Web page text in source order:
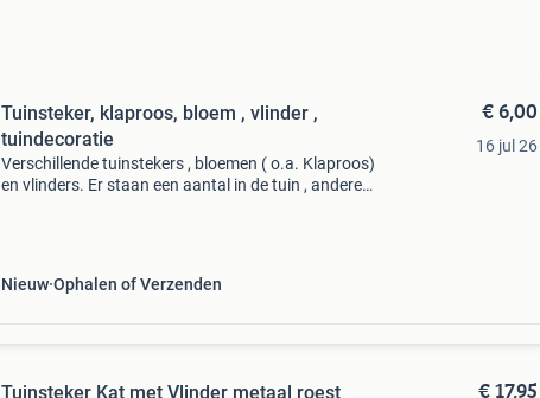
Tuinsteker, klaproos, bloem , vlinder ,
tuindecoratie
Verschillende tuinstekers , bloemen ( o.a. Klaproos)
en vlinders. Er staan een aantal in de tuin , anderen
Nieuw Ophalen of Verzenden
€ 6,00
16 jul 26
Tuinsteker Kat met Vlinder metaal roest € 17,95